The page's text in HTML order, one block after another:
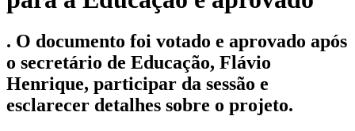
. O documento foi votado e aprovado após
o secretário de Educação, Flávio
Henrique, participar da sessão e
esclarecer detalhes sobre o projeto.